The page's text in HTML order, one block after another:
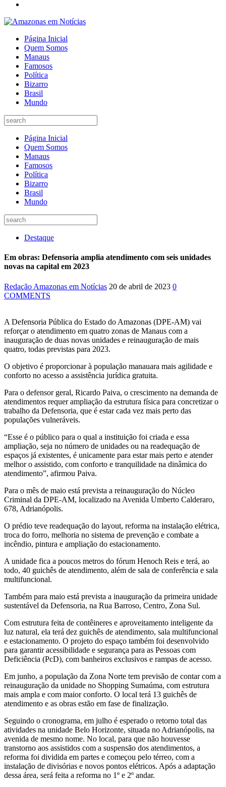
Página Inicial
Quem Somos
Manaus
Famosos
Política
Bizarro
Brasil
Mundo
Página Inicial
Quem Somos
Manaus
Famosos
Política
Bizarro
Brasil
Mundo
Destaque
Em obras: Defensoria amplia atendimento com seis unidades
novas na capital em 2023
Redação Amazonas em Notícias 20 de abril de 2023 0
COMMENTS
A Defensoria Pública do Estado do Amazonas (DPE-AM) vai
reforçar o atendimento em quatro zonas de Manaus com a
inauguração de duas novas unidades e reinauguração de mais
quatro, todas previstas para 2023.
O objetivo é proporcionar à população manauara mais agilidade e
conforto no acesso a assistência jurídica gratuita.
Para o defensor geral, Ricardo Paiva, o crescimento na demanda de
atendimentos requer ampliação da estrutura física para concretizar o
trabalho da Defensoria, que é estar cada vez mais perto das
populações vulneráveis.
“Esse é o público para o qual a instituição foi criada e essa
ampliação, seja no número de unidades ou na readequação de
espaços já existentes, é unicamente para estar mais perto e atender
melhor o assistido, com conforto e tranquilidade na dinâmica do
atendimento”, afirmou Paiva.
Para o mês de maio está prevista a reinauguração do Núcleo
Criminal da DPE-AM, localizado na Avenida Umberto Calderaro,
678, Adrianópolis.
O prédio teve readequação do layout, reforma na instalação elétrica,
troca do forro, melhoria no sistema de prevenção e combate a
incêndio, pintura e ampliação do estacionamento.
A unidade fica a poucos metros do fórum Henoch Reis e terá, ao
todo, 40 guichês de atendimento, além de sala de conferência e sala
multifuncional.
Também para maio está prevista a inauguração da primeira unidade
sustentável da Defensoria, na Rua Barroso, Centro, Zona Sul.
Com estrutura feita de contêineres e aproveitamento inteligente da
luz natural, ela terá dez guichês de atendimento, sala multifuncional
e estacionamento. O projeto do espaço também foi desenvolvido
para garantir acessibilidade e segurança para as Pessoas com
Deficiência (PcD), com banheiros exclusivos e rampas de acesso.
Em junho, a população da Zona Norte tem previsão de contar com a
reinauguração da unidade no Shopping Sumaúma, com estrutura
mais ampla e com maior conforto. O local terá 13 guichês de
atendimento e as obras estão em fase de finalização.
Seguindo o cronograma, em julho é esperado o retorno total das
atividades na unidade Belo Horizonte, situada no Adrianópolis, na
avenida de mesmo nome. No local, para que não houvesse
transtorno aos assistidos com a suspensão dos atendimentos, a
reforma foi dividida em partes e começou pelo térreo, com a
instalação de divisórias e novos pontos elétricos. Após a adaptação
dessa área, será feita a reforma no 1º e 2º andar.